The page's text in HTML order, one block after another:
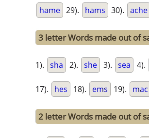
hame 29). hams 30). ache
3 letter Words made out of
1). sha 2). she 3). sea 4).
17). hes 18). ems 19). mac
2 letter Words made out of